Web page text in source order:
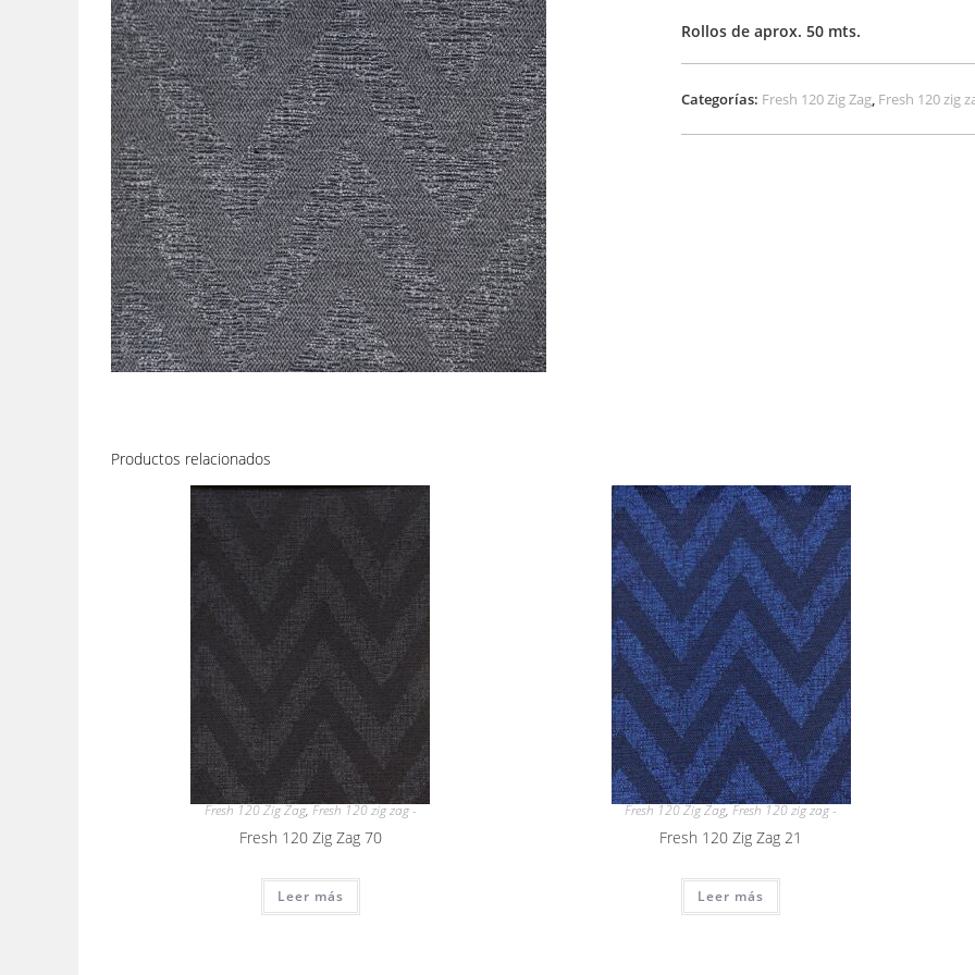
Rollos de aprox. 50 mts.
Categorías: Fresh 120 Zig Zag, Fresh 120 zig
Productos relacionados
Fresh 120 Zig Zag,Fresh 120 zig zag -
Fresh 120 Zig Zag 70
Leer más
Fresh 120 Zig Zag,Fresh 120 zig zag -
Fresh 120 Zig Zag 21
Leer más